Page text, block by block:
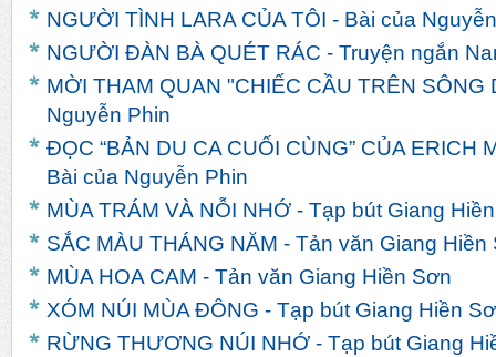
NGƯỜI TÌNH LARA CỦA TÔI - Bài của
NGƯỜI ĐÀN BÀ QUÉT RÁC - Truyện ngắn
MỜI THAM QUAN "CHIẾC CẦU TRÊN SÔNG
Nguyễn Phin
ĐỌC “BẢN DU CA CUỐI CÙNG” CỦA ERICH
Bài của Nguyễn Phin
MÙA TRÁM VÀ NỖI NHỚ - Tạp bút Giang
SẮC MÀU THÁNG NĂM - Tản văn Giang Hiền
MÙA HOA CAM - Tản văn Giang Hiền Sơn
XÓM NÚI MÙA ĐÔNG - Tạp bút Giang Hiền
RỪNG THƯƠNG NÚI NHỚ - Tạp bút Giang